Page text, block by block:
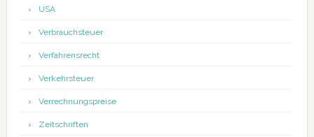
USA
Verbrauchsteuer
Verfahrensrecht
Verkehrsteuer
Verrechnungspreise
Zeitschriften